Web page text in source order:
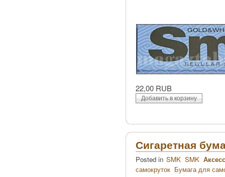
22,00 RUB
Сигаретная
Posted in SMK SMK
самокруток Бумага для